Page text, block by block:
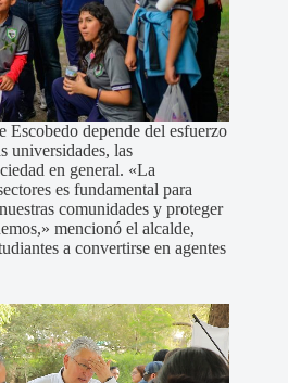
Escobedo depende del esfuerzo
universidades, las
en general. «La
es fundamental para
comunidades y proteger
mencionó el alcalde,
a convertirse en agentes